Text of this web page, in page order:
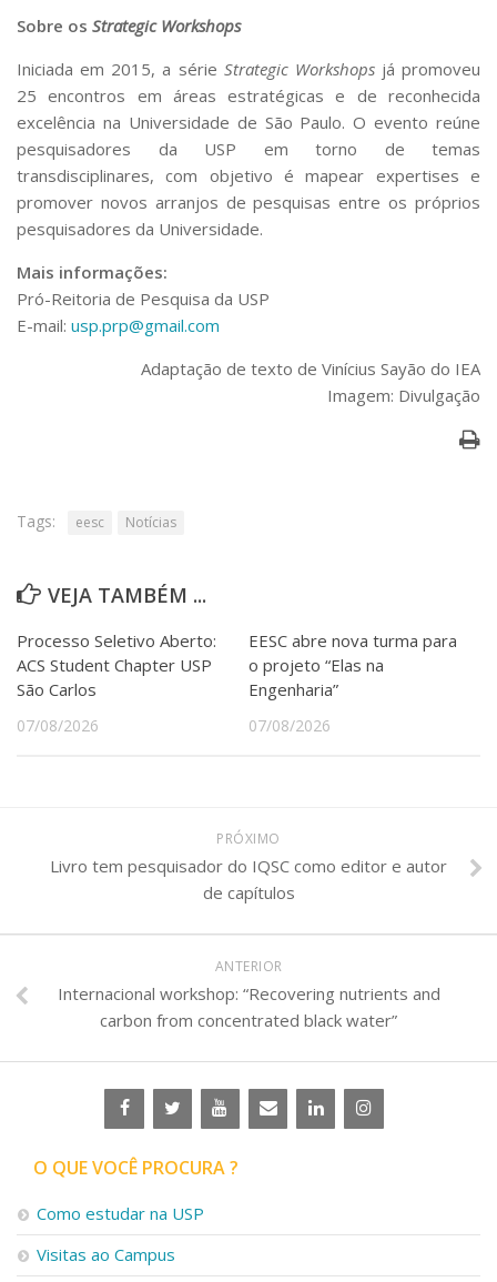
Sobre os Strategic Workshops
Iniciada em 2015, a série Strategic Workshopsjá promoveu
25 encontros em áreas estratégicas e de reconhecida
excelência na Universidade de São Paulo. O evento reúne
pesquisadores da USP em torno de temas
transdisciplinares, com objetivo é mapear expertises e
promover novos arranjos de pesquisas entre os próprios
pesquisadores da Universidade.
Mais informações:
Pró-Reitoria de Pesquisa da USP
E-mail: usp.prp@gmail.com
Adaptação de texto de Vinícius Sayão do IEA
Imagem: Divulgação
Tags: eesc Notícias
VEJA TAMBÉM ...
Processo Seletivo Aberto:
ACS Student Chapter USP
São Carlos
07/08/2026
EESC abre nova turma para
o projeto “Elas na
Engenharia”
07/08/2026
PRÓXIMO
Livro tem pesquisador do IQSC como editor e autor
de capítulos
ANTERIOR
Internacional workshop: “Recovering nutrients and
carbon from concentrated black water”
O QUE VOCÊ PROCURA ?
Como estudar na USP
Visitas ao Campus